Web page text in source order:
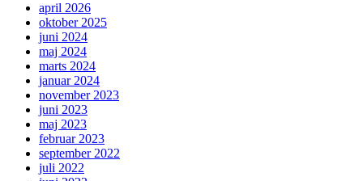
april 2026
oktober 2025
juni 2024
maj 2024
marts 2024
januar 2024
november 2023
juni 2023
maj 2023
februar 2023
september 2022
juli 2022